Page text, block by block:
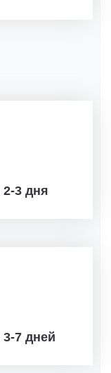
2-3 дня
3-7 дней